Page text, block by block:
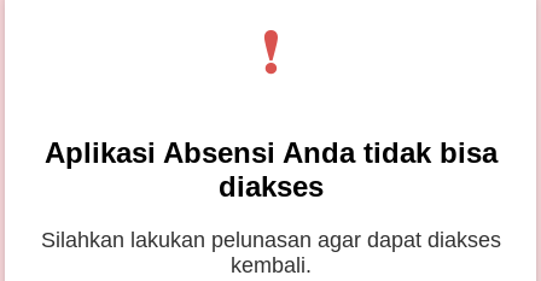
❗
Aplikasi Absensi Anda tidak bisa
diakses
Silahkan lakukan pelunasan agar dapat diakses
kembali.